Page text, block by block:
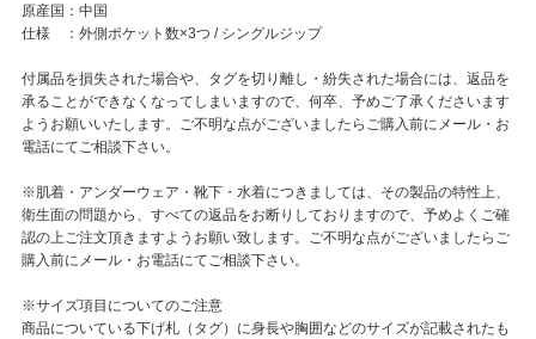
原産国：中国
仕様 ：外側ポケット数×3つ / シングルジップ
付属品を損失された場合や、タグを切り離し・紛失された場合には、返品を
承ることができなくなってしまいますので、何卒、予めご了承くださいます
ようお願いいたします。ご不明な点がございましたらご購入前にメール・お
電話にてご相談下さい。
※肌着・アンダーウェア・靴下・水着につきましては、その製品の特性上、
衛生面の問題から、すべての返品をお断りしておりますので、予めよくご確
認の上ご注文頂きますようお願い致します。ご不明な点がございましたらご
購入前にメール・お電話にてご相談下さい。
※サイズ項目についてのご注意
商品についている下げ札（タグ）に身長や胸囲などのサイズが記載されたも